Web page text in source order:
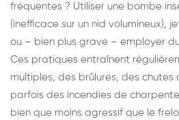
fréquentes ? Utiliser une bombe
(inefficace sur un nid volumineux),
ou – bien plus grave – employer du
Ces pratiques entraînent
multiples, des brûlures, des chutes
parfois des incendies de
bien que moins agressif que le